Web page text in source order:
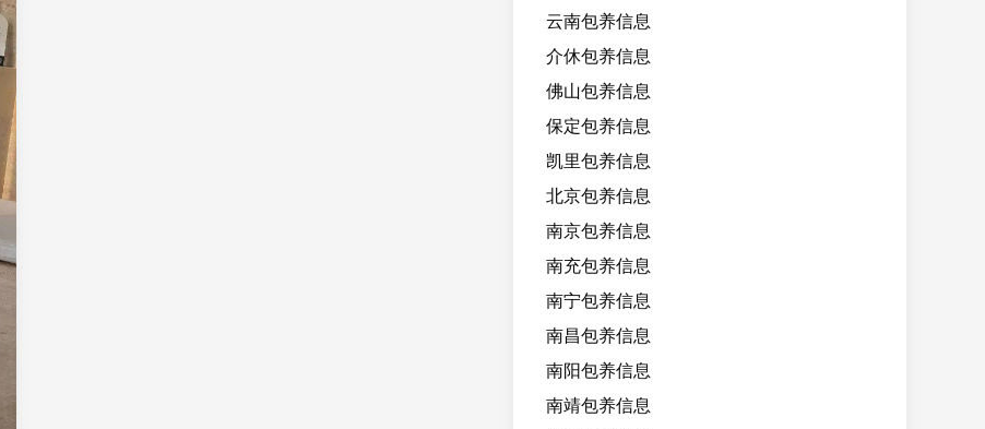
云南包养信息
介休包养信息
佛山包养信息
保定包养信息
凯里包养信息
北京包养信息
南京包养信息
南充包养信息
南宁包养信息
南昌包养信息
南阳包养信息
南靖包养信息